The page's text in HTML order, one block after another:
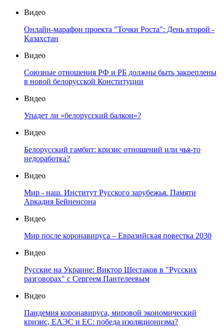
Видео
Онлайн-марафон проекта "Точки Роста": День второй -
Казахстан
Видео
Союзные отношения РФ и РБ должны быть закреплены
в новой белорусской Конституции
Видео
Упадет ли «белорусский балкон»?
Видео
Белорусский гамбит: кризис отношений или чья-то
недоработка?
Видео
Мир - наш. Институт Русского зарубежья. Памяти
Аркадия Бейненсона
Видео
Мир после коронавируса – Евразийская повестка 2030
Видео
Русские на Украине: Виктор Шестаков в "Русских
разговорах" с Сергеем Пантелеевым
Видео
Пандемия коронавируса, мировой экономический
кризис, ЕАЭС и ЕС: победа изоляционизма?